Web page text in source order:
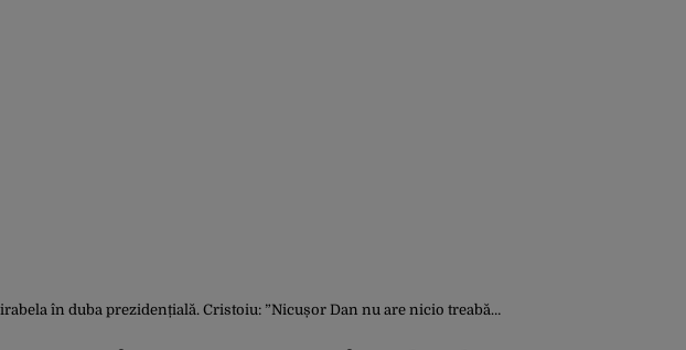
duba prezidențială. Cristoiu: ”Nicușor Dan nu are nicio treabă cu funcția de om”